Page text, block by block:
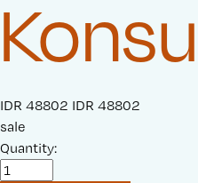
S
a
l
e
IDR 48802 O
IDR 48802
sale
Quantity: